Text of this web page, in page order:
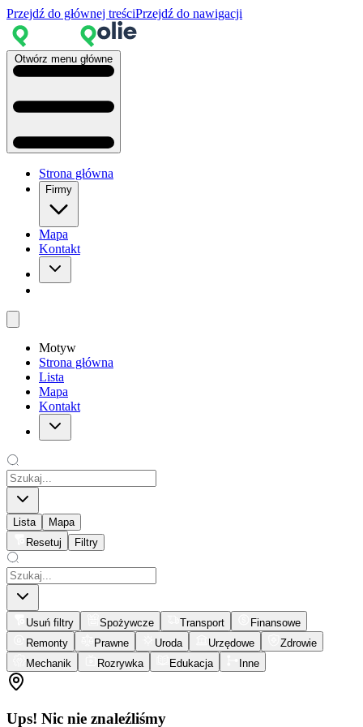
Przejdź do głównej treściPrzejdź do nawigacji
Otwórz menu główne
Strona główna
Firmy
Mapa
Kontakt
Motyw
Strona główna
Lista
Mapa
Kontakt
Lista
Mapa
Resetuj
Filtry
Usuń filtry Spożywcze Transport
Finansowe
Remonty
Prawne Uroda Urzędowe
Zdrowie
Mechanik
Rozrywka Edukacja Inne
Ups! Nic nie znaleźliśmy